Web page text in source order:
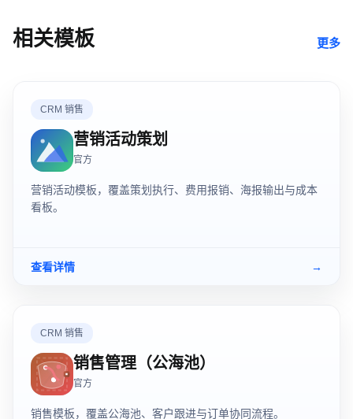
相关模板 更多
CRM 销售
营销活动策划
官方
营销活动模板，覆盖策划执行、费用报销、海报输出与成本
看板。
查看详情 →
CRM 销售
销售管理（公海池）
官方
销售模板，覆盖公海池、客户跟进与订单协同流程。